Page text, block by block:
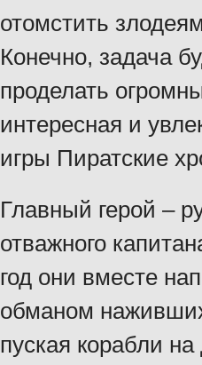
отомстить
Конечно, задача
проделать
интересная и
игры Пиратские
Главный герой –
отважного
год они вместе
обманом
пуская корабли